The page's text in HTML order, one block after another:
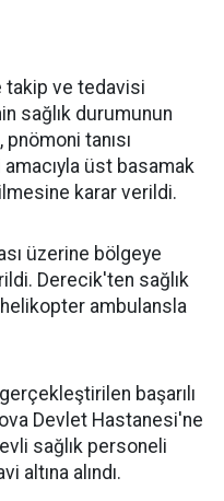
takip ve tedavisi
sağlık durumunun
tanısı
üst basamak
karar verildi.
üzerine bölgeye
Derecik'ten sağlık
helikopter ambulansla
başarılı
Devlet Hastanesi'ne
sağlık personeli
altına alındı.